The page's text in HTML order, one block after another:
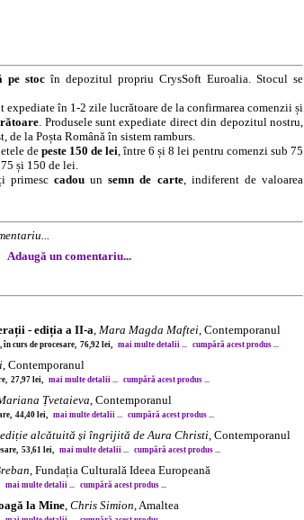
pe stoc în depozitul propriu CrysSoft Euroalia. Stocul se
expediate în 1-2 zile lucrătoare de la confirmarea comenzii și
. Produsele sunt expediate direct din depozitul nostru,
la Poșta Română în sistem ramburs.
de peste 150 de lei, între 6 și 8 lei pentru comenzi sub 75
și 150 de lei.
primesc cadouunsemn de carte, indiferent de valoarea
Adaugă un comentariu...
- ediția a II-a, Mara Magda Maftei, Contemporanul
curs de procesare, 76,92 lei, mai multe detalii ... cumpără acest produs ...
, Contemporanul
27,97 lei, mai multe detalii ... cumpără acest produs ...
Țvetaieva, Contemporanul
44,40 lei, mai multe detalii ... cumpără acest produs ...
ediție alcătuită și îngrijită de Aura Christi, Contemporanul
53,61 lei, mai multe detalii ... cumpără acest produs ...
, Fundația Culturală Ideea Europeană
mai multe detalii ... cumpără acest produs ...
la Mine, Chris Simion, Amaltea